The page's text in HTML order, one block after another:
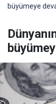
büyümeye